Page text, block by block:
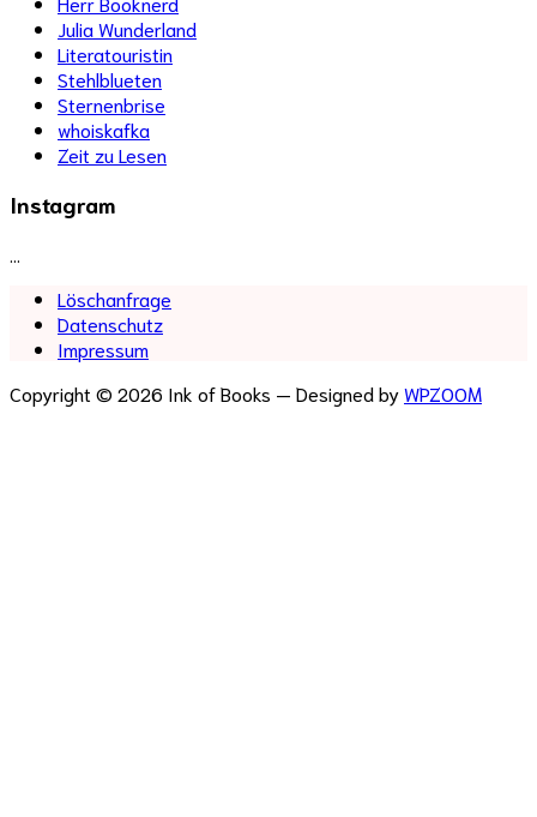
Julia Wunderland
Literatouristin
Stehlblueten
Sternenbrise
whoiskafka
Zeit zu Lesen
Instagram
Löschanfrage
Datenschutz
Impressum
Copyright © 2026 Ink of Books — Designed byWPZOOM